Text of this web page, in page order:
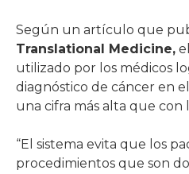
Según un artículo que
Translational Medicine,
utilizado por los médicos
diagnóstico de cáncer en
una cifra más alta que con
“El sistema evita que los
procedimientos que son